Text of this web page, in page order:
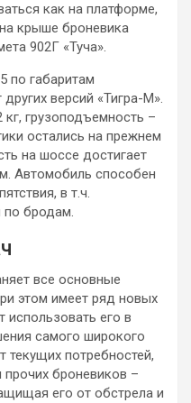
как на платформе,
крыше броневика
902Г «Туча».
по габаритам
версий «Тигра-М».
грузоподъемность –
остались на прежнем
на шоссе достигает
Автомобиль способен
в т.ч.
по бродам.
все основные
этом имеет ряд новых
использовать его в
самого широкого
текущих потребностей,
броневиков –
его от обстрела и